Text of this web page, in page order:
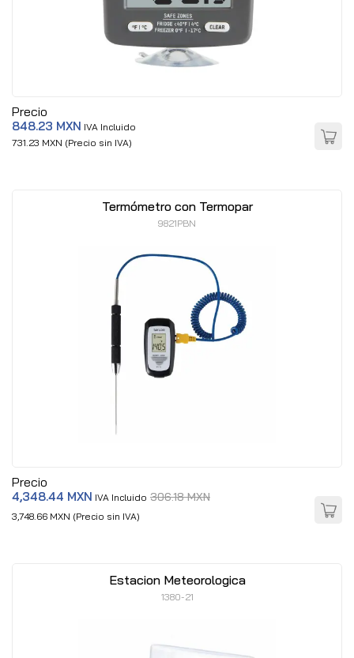
Precio
848.23 MXN IVA Incluido
731.23 MXN (Precio sin IVA)
Termómetro con Termopar
9821PBN
Precio
4,348.44 MXN IVA Incluido 306.18 MXN
3,748.66 MXN (Precio sin IVA)
Estacion Meteorologica
1380-21